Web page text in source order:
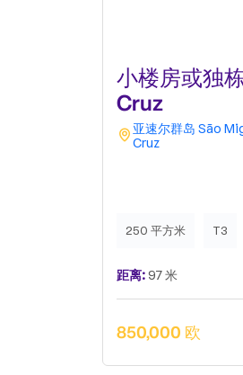
小楼房或独
Cruz
亚速尔群岛 São
Cruz
250 平方米 T3
距离:97 米
850,000 欧